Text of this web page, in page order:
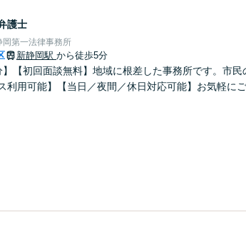
護士
第一法律事務所
新静岡駅 から徒歩5分
】【初回面談無料】地域に根差した事務所です。市
利用可能】【当日／夜間／休日対応可能】お気軽にご